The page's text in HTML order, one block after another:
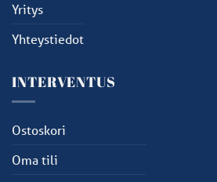
Yritys
Yhteystiedot
INTERVENTUS
Ostoskori
Oma tili